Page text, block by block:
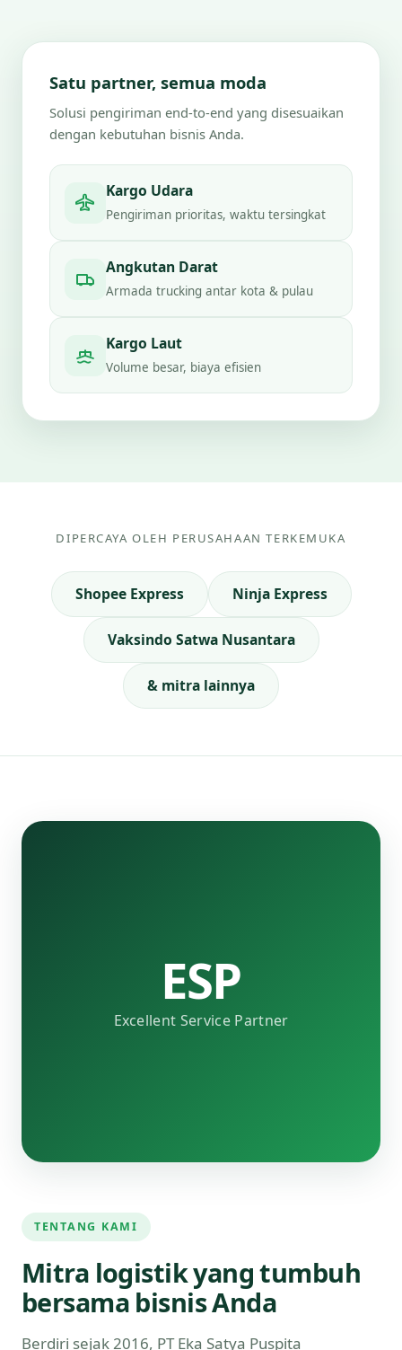
Satu partner, semua moda
Solusi pengiriman end-to-end yang disesuaikan
dengan kebutuhan bisnis Anda.
Kargo Udara
Pengiriman prioritas, waktu tersingkat
Angkutan Darat
Armada trucking antar kota & pulau
Kargo Laut
Volume besar, biaya efisien
DIPERCAYA OLEH PERUSAHAAN TERKEMUKA
Shopee Express Ninja Express
Vaksindo Satwa Nusantara
& mitra lainnya
ESP
Excellent Service Partner
TENTANG KAMI
Mitra logistik yang tumbuh
bersama bisnis Anda
Berdiri sejak 2016, PT Eka Satya Puspita